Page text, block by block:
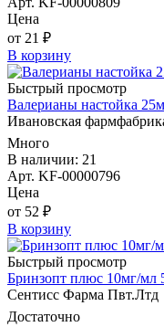
Цена
от 21 ₽
В корзину
Быстрый просмотр
Валерианы настойка
Ивановская
Много
В наличии: 21
Арт. KF-00000796
Цена
от 52 ₽
В корзину
Быстрый просмотр
Бринзопт плюс 10мг/мл
Сентисс Фарма Пвт.Лтд
Достаточно